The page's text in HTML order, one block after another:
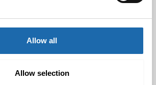
Allow all
Allow selection
Nahkakalusteiden hoito Softcare aineilla